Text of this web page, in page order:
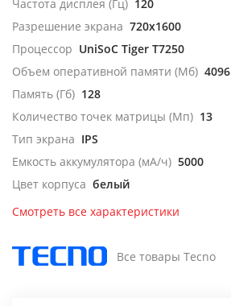
Частота дисплея (Гц) 120
Разрешение экрана 720x1600
Процессор UniSoC Tiger T7250
Объем оперативной памяти (Мб) 4096
Память (Гб) 128
Количество точек матрицы (Мп) 13
Тип экрана IPS
Емкость аккумулятора (мА/ч) 5000
Цвет корпуса белый
Смотреть все характеристики
Все товары Tecno